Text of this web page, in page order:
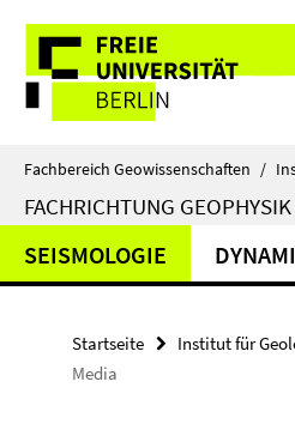
direkt
Inhalt
Service-
Navigation
Fachbereich Geowissenschaften /
FACHRICHTUNG GEOPHYSIK
SEISMOLOGIE
Startseite Institut für
Media